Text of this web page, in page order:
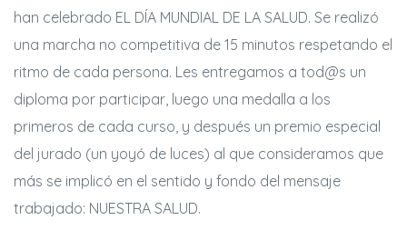
han celebrado EL DÍA MUNDIAL DE LA SALUD. Se realizó
una marcha no competitiva de 15 minutos respetando el
ritmo de cada persona. Les entregamos a tod@s un
diploma por participar, luego una medalla a los
primeros de cada curso, y después un premio especial
del jurado (un yoyó de luces) al que consideramos que
más se implicó en el sentido y fondo del mensaje
trabajado: NUESTRA SALUD.